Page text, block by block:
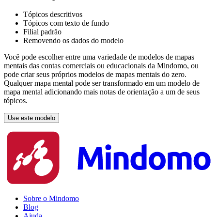
Tópicos descritivos
Tópicos com texto de fundo
Filial padrão
Removendo os dados do modelo
Você pode escolher entre uma variedade de modelos de mapas
mentais das contas comerciais ou educacionais da Mindomo, ou
pode criar seus próprios modelos de mapas mentais do zero.
Qualquer mapa mental pode ser transformado em um modelo de
mapa mental adicionando mais notas de orientação a um de seus
tópicos.
Use este modelo
Sobre o Mindomo
Blog